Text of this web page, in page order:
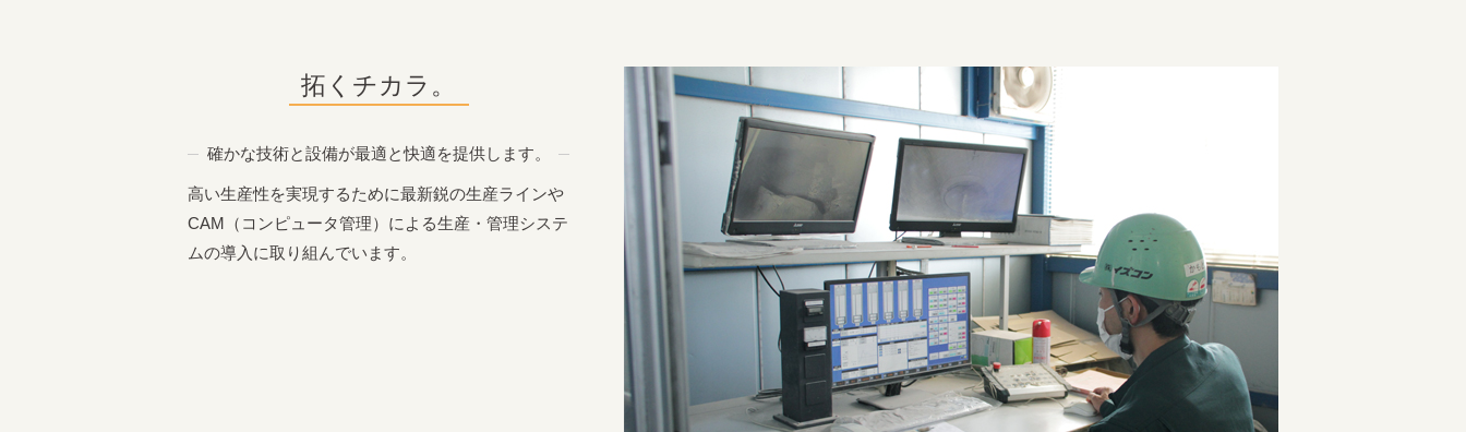
拓くチカラ。
確かな技術と設備が最適と快適を提供します。
高い生産性を実現するために最新鋭の生産ラインや
CAM（コンピュータ管理）による生産・管理システ
ムの導入に取り組んでいます。